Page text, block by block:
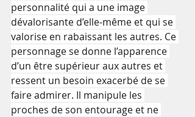
personnalité qui a une image
dévalorisante d’elle-même et qui se
valorise en rabaissant les autres. Ce
personnage se donne l’apparence
d’un être supérieur aux autres et
ressent un besoin exacerbé de se
faire admirer. Il manipule les
proches de son entourage et ne